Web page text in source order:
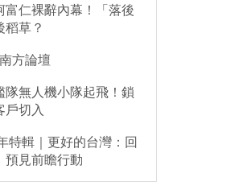
富仁裸辭內幕！「落後
稻草？
方論壇
隊無人機小隊起飛！鎖
戶切入
特輯｜更好的台灣：回
預見前瞻行動